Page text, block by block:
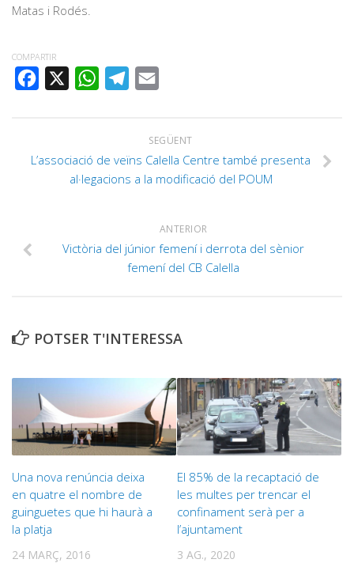
Matas i Rodés.
COMPARTIR
FACEBOOK
WHATSAPPTELEGRAM
SEGÜENT
L’associació de veïns Calella Centre també presenta
al·legacions a la modificació del POUM
ANTERIOR
Victòria del júnior femení i derrota del sènior
femení del CB Calella
POTSER T'INTERESSA
Una nova renúncia deixa
en quatre el nombre de
guinguetes que hi haurà a
la platja
24 MARÇ, 2016
El 85% de la recaptació de
les multes per trencar el
confinament serà per a
l’ajuntament
3 AG., 2020